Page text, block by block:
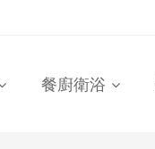
餐廚衛浴